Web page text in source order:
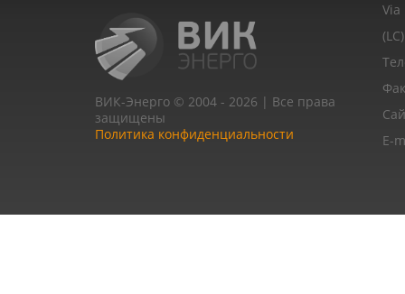
ВИК-Энерго © 2004 - 2026 | Все права
защищены
Политика конфиденциальности
Via
E-